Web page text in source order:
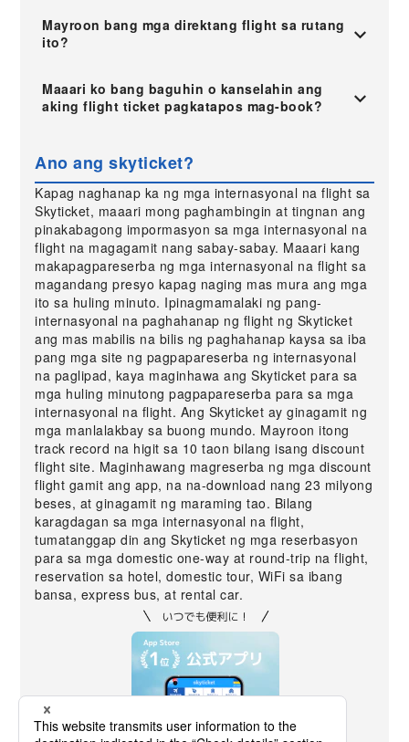
Mayroon bang mga direktang flight sa rutang
ito?
Maaari ko bang baguhin o kanselahin ang
aking flight ticket pagkatapos mag-book?
Ano ang skyticket?
Kapag naghanap ka ng mga internasyonal na flight sa
Skyticket, maaari mong paghambingin at tingnan ang
pinakabagong impormasyon sa mga internasyonal na
flight na magagamit nang sabay-sabay. Maaari kang
makapagpareserba ng mga internasyonal na flight sa
magandang presyo kapag naging mas mura ang mga
ito sa huling minuto. Ipinagmamalaki ng pang-
internasyonal na paghahanap ng flight ng Skyticket
ang mas mabilis na bilis ng paghahanap kaysa sa iba
pang mga site ng pagpapareserba ng internasyonal
na paglipad, kaya maginhawa ang Skyticket para sa
mga huling minutong pagpapareserba para sa mga
internasyonal na flight. Ang Skyticket ay ginagamit ng
mga manlalakbay sa buong mundo. Mayroon itong
track record na higit sa 10 taon bilang isang discount
flight site. Maginhawang magreserba ng mga discount
flight gamit ang app, na na-download nang 23 milyong
beses, at ginagamit ng maraming tao. Bilang
karagdagan sa mga internasyonal na flight,
tumatanggap din ang Skyticket ng mga reserbasyon
para sa mga domestic one-way at round-trip na flight,
reservation sa hotel, domestic tour, WiFi sa ibang
bansa, express bus, at rental car.